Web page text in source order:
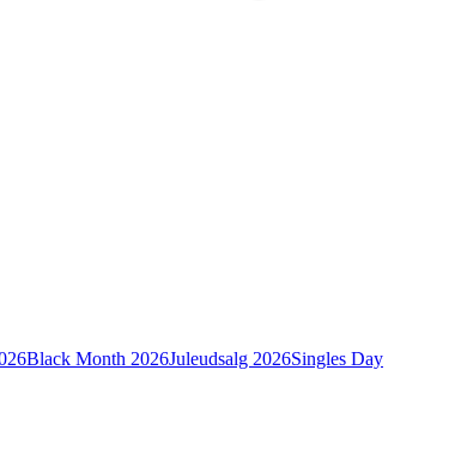
Black Month 2026Juleudsalg 2026Singles Day